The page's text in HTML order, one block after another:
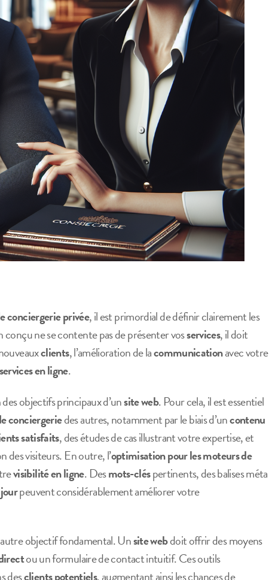
conciergerie privée, il est primordial de définir clairement les
ne se contente pas de présenter vosservices, il doit
clients, l’amélioration de lacommunicationavec votre
services en ligne.
objectifs principaux d’unsite web. Pour cela, il est essentiel
conciergeriedes autres, notamment par le biais d’uncontenu
satisfaits, des études de cas illustrant votre expertise, et
des visiteurs. En outre, l’optimisation pour les moteurs de
visibilité en ligne. Desmots-cléspertinents, des balises méta
peuvent considérablement améliorer votre
objectif fondamental. Unsite webdoit offrir des moyens
ou un formulaire de contact intuitif. Ces outils
desclients potentiels, augmentant ainsi les chances de